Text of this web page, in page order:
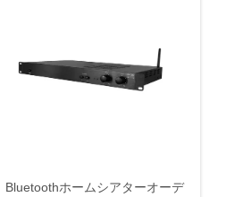
Bluetoothホームシアターオーデ